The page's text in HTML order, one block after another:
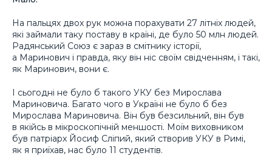
На пальцях двох рук можна порахувати 27 літніх людей,
які займали таку поставу в країні, де було 50 млн людей.
Радянський Союз є зараз в смітнику історії,
а Маринович і правда, яку він ніс своїм свідченням, і такі,
як Маринович, вони є.
І сьогодні не було б такого УКУ без Мирослава
Мариновича. Багато чого в Україні не було б без
Мирослава Мариновича. Він був безсильний, він був
в якійсь в мікроскопічній меншості. Моїм виховником
був патріарх Йосиф Сліпий, який створив УКУ в Римі,
як я приїхав, нас було 11 студентів.